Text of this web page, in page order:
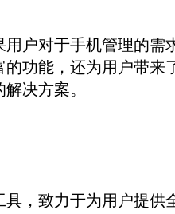
户对于手机管理的需
功能，还为用户带
决方案。
，致力于为用户提供